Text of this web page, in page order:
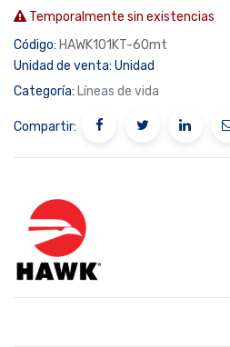
Temporalmente sin existencias
Código: HAWK101KT-60mt
Unidad de venta: Unidad
Categoría: Líneas de vida
Compartir: